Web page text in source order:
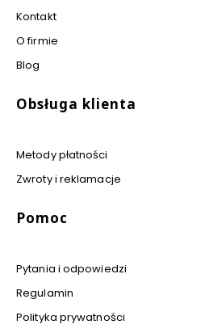
Kontakt
O firmie
Blog
Obsługa klienta
Metody płatności
Zwroty i reklamacje
Pomoc
Pytania i odpowiedzi
Regulamin
Polityka prywatności